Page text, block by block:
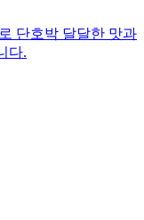
단호박 달달한 맛과
다.